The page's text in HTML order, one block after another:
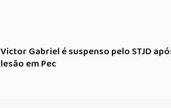
Victor Gabriel é suspenso pelo STJD
lesão em Pec